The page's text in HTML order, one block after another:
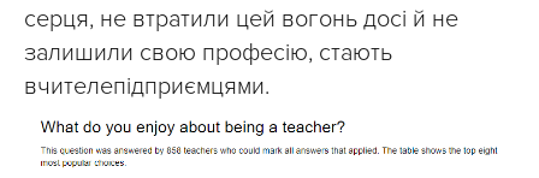
серця, не втратили цей вогонь досі й не
залишили свою професію, стають
вчителепідприємцями.